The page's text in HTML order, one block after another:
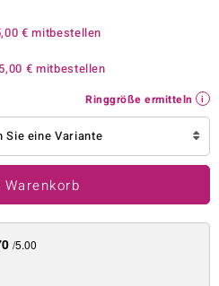
€ mitbestellen
5,00 € mitbestellen
Ringgröße ermitteln
Sie eine Variante
/5.00